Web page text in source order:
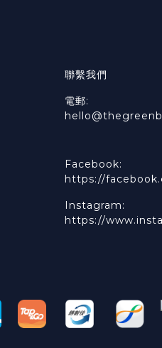
聯繫我們
電郵:
Facebook:
https://
Instagram:
https://